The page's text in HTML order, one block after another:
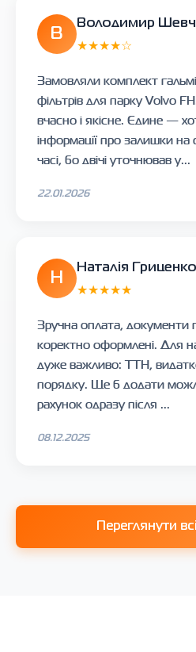
В
Володимир
★★★★☆
Замовляли комплект
фільтрів для парку Volvo
вчасно і якісне. Єдине —
інформації про залишки на
часі, бо двічі уточнював у...
22.01.2026
Н
Наталія Гриценко
★★★★★
Зручна оплата, документи
коректно оформлені. Для
дуже важливо: ТТН,
порядку. Ще б додати
рахунок одразу після ...
08.12.2025
Переглянути